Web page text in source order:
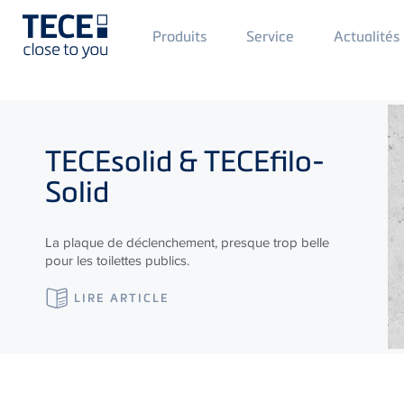
Main
Menü
Produits Service Actualités
TECEsolid &TECEfilo-
Solid
La plaque de déclenchement, presque trop belle
pour les toilettes publics.
LIRE ARTICLE